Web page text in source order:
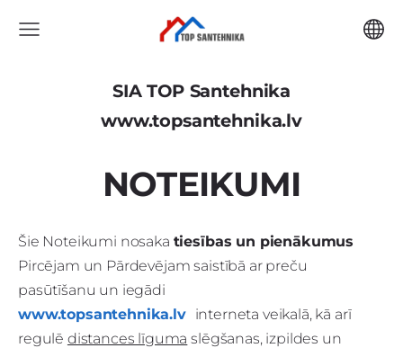
SIA TOP Santehnika
www.topsantehnika.lv
NOTEIKUMI
Šie Noteikumi nosaka tiesības un pienākumus
Pircējam un Pārdevējam saistībā ar preču
pasūtīšanu un iegādi
www.topsantehnika.lv interneta veikalā, kā arī
regulē distances līguma slēgšanas, izpildes un